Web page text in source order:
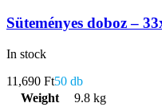
Süteményes doboz –
In stock
11,690 Ft50 db
Weight
9.8 kg